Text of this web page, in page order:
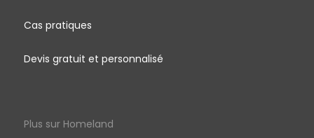
Cas pratiques
Devis gratuit et personnalisé
Plus sur Homeland